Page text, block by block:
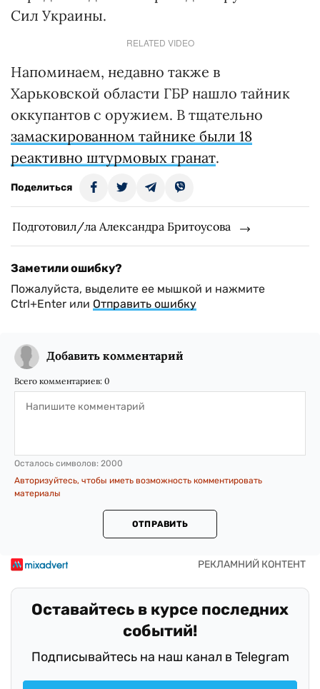
Сил Украины.
RELATED VIDEO
Напоминаем, недавно также в
Харьковской области ГБР нашло тайник
оккупантов с оружием. В тщательно
замаскированном тайнике были 18
реактивно штурмовых гранат.
Поделиться
Подготовил/ла Александра Бритоусова
Заметили ошибку?
Пожалуйста, выделите ее мышкой и нажмите
Ctrl+Enter или Отправить ошибку
Добавить комментарий
Всего комментариев: 0
Осталось символов: 2000
Авторизуйтесь, чтобы иметь возможность комментировать
материалы
ОТПРАВИТЬ
Оставайтесь в курсе последних
событий!
Подписывайтесь на наш канал в Telegram